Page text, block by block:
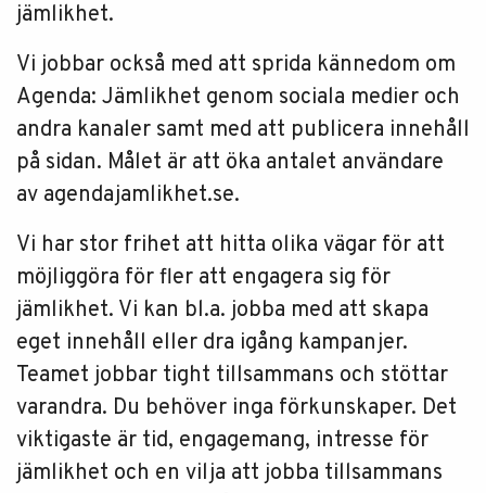
jämlikhet.
Vi jobbar också med att sprida kännedom om
Agenda: Jämlikhet genom sociala medier och
andra kanaler samt med att publicera innehåll
på sidan. Målet är att öka antalet användare
av agendajamlikhet.se.
Vi har stor frihet att hitta olika vägar för att
möjliggöra för fler att engagera sig för
jämlikhet. Vi kan bl.a. jobba med att skapa
eget innehåll eller dra igång kampanjer.
Teamet jobbar tight tillsammans och stöttar
varandra. Du behöver inga förkunskaper. Det
viktigaste är tid, engagemang, intresse för
jämlikhet och en vilja att jobba tillsammans